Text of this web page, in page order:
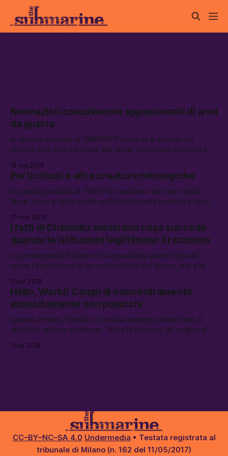
Neonazisti casualmente appassionati di armi
da guerra
In questa puntata di TRAPPIST: come ci è arrivato un
missile aria–aria francese, dal Qatar all’Oltrepò pavese? E
serie: come possono organizzarsi i lavoratori stranieri per
chiedere più diritti?
18 lug 2019
Porti chiusi e altre creature mitologiche
In questa puntata di TRAPPIST parliamo del caso della
Mare Jonio e della direttiva di Salvini nata in fretta e furia,
salvare Matteo Salvini e di come AfD cerchi di espandere
gli orizzonti di cosa sia essere neonazisti.
21 mar 2019
I fatti di Chemnitz mostrano cosa succede
quando le istituzioni legittimano il razzismo
La propaganda di destra ha inquadrato questi episodi
come l’esplosione di un malcontento dal basso, ma è la
ricordano veri e propri pogrom nazisti.
11 set 2018
Hello, World! Campi di concentramento
assolutamente non polacchi
Questo è Hello, World!, la nostra rassegna mattiniera di
attualità, cultura e internet. Tutte le mattine, un pugno di
1 feb 2018
CC–BY–NC–SA 4.0 Undermedia • Testata registrata al
tribunale di Milano (n. 162 del 11/05/2017)